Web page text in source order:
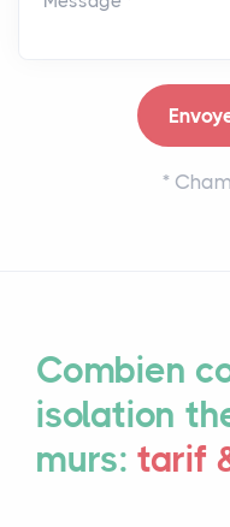
*
Combien
isolation
murs: tarif